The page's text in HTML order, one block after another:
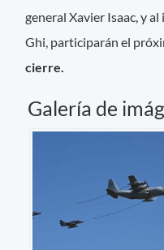
general Xavier Isaac, y
Ghi, participarán el
cierre.
Galería de